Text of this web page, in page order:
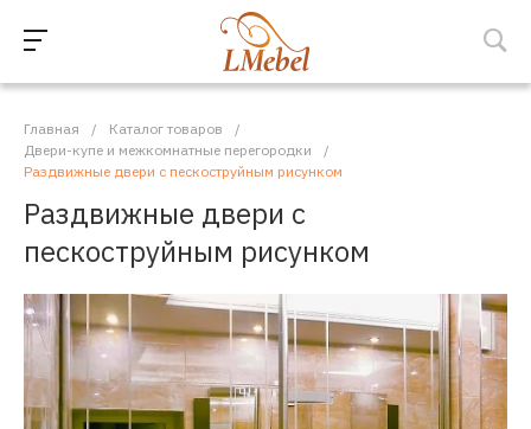
Главная / Каталог товаров
/
Двери-купе и межкомнатные перегородки
/
Раздвижные двери с пескоструйным рисунком
Раздвижные двери с
пескоструйным рисунком